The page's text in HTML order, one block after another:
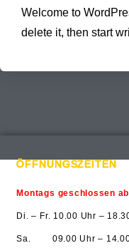
Welcome to
delete it, then start
ÖFFNUNGSZEITEN
Montags geschlossen
Di. – Fr. 10.00 Uhr –
Sa. 09.00 Uhr –